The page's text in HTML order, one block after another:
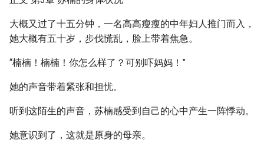
大概又过了十五分钟，一名高高瘦瘦的中年妇人推门而入，
她大概有五十岁，步伐慌乱，脸上带着焦急。
“楠楠！楠楠！你怎么样了？可别吓妈妈！”
她的声音带着紧张和担忧。
听到这陌生的声音，苏楠感受到自己的心中产生一阵悸动。
她意识到了，这就是原身的母亲。